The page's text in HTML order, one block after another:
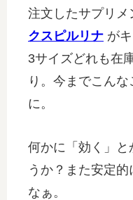
注文したサプリメ
クスピルリナ が
3サイズどれも在
り。今までこん
に。
何かに「効く」と
うか？また安定
なぁ。